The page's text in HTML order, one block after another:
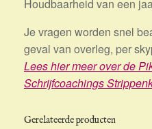
Houdbaarheid van een
Je vragen worden snel
geval van overleg, per
Lees hier meer over de
Schrijfcoachings
Gerelateerde producten